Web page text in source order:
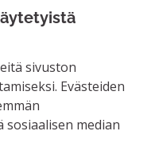
sivuston
Evästeiden
median